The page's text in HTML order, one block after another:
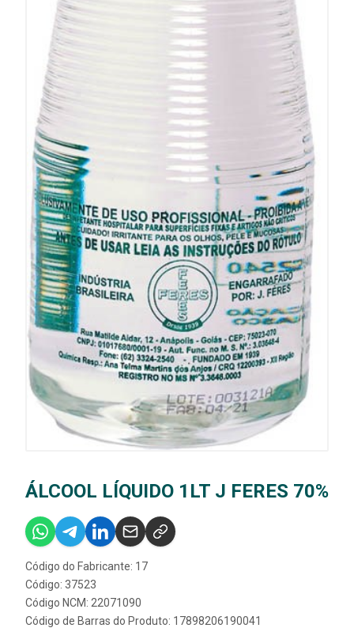
ÁLCOOL LÍQUIDO 1LT J FERES 70%
Código do Fabricante: 17
Código: 37523
Código NCM: 22071090
Código de Barras do Produto: 17898206190041